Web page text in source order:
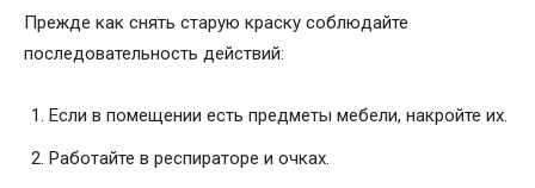
Прежде как снять старую краску соблюдайте
последовательность действий:
Если в помещении есть предметы мебели, накройте их.
Работайте в респираторе и очках.